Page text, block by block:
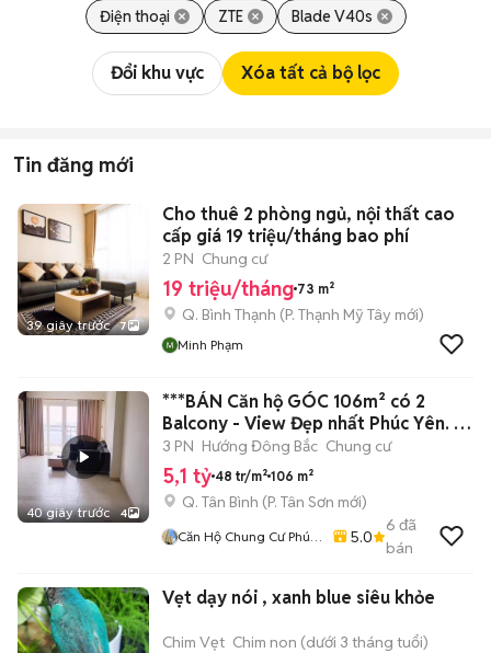
Điện thoại ZTE Blade V40s
Đổi khu vực Xóa tất cả bộ lọc
Tin đăng mới
39 giây trước 7
Cho thuê 2 phòng ngủ, nội thất cao
cấp giá 19 triệu/tháng bao phí
2 PN Chung cư
19 triệu/tháng 73 m²
Q. Bình Thạnh (P. Thạnh Mỹ Tây mới)
Minh Phạm
40 giây trước 4
***BÁN Căn hộ GÓC 106m² có 2
Balcony - View Đẹp nhất Phúc Yên. 📕
SHR.
3 PN Hướng Đông Bắc Chung cư
5,1 tỷ 48 tr/m² 106 m²
Q. Tân Bình (P. Tân Sơn mới)
Căn Hộ Chung Cư Phúc
5.0
6 đã
bán
Vẹt dạy nói , xanh blue siêu khỏe
Chim Vẹt Chim non (dưới 3 tháng tuổi)